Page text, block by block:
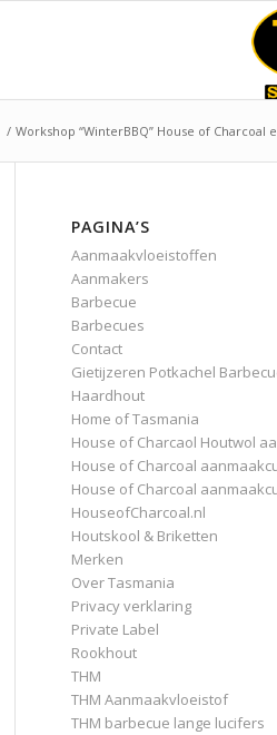
/ Workshop “WinterBBQ” House of Charcoal
PAGINA’S
Aanmaakvloeistoffen
Aanmakers
Barbecue
Barbecues
Contact
Gietijzeren Potkachel
Haardhout
Home of Tasmania
House of Charcaol Houtwol
House of Charcoal
House of Charcoal
HouseofCharcoal.nl
Houtskool & Briketten
Merken
Over Tasmania
Privacy verklaring
Private Label
Rookhout
THM
THM Aanmaakvloeistof
THM barbecue lange lucifers